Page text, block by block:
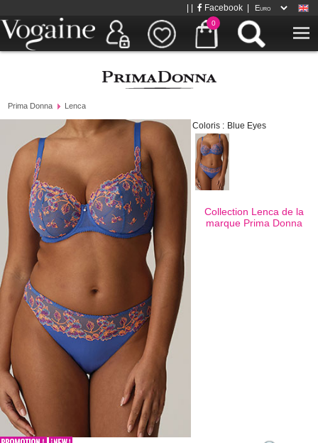
0
Facebook
Prima Donna Lenca
Coloris : Blue Eyes
Collection Lenca de la
marque Prima Donna